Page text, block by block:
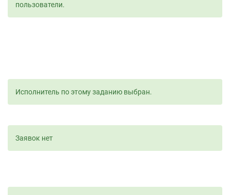
пользователи.
Исполнитель по этому заданию выбран.
Заявок нет